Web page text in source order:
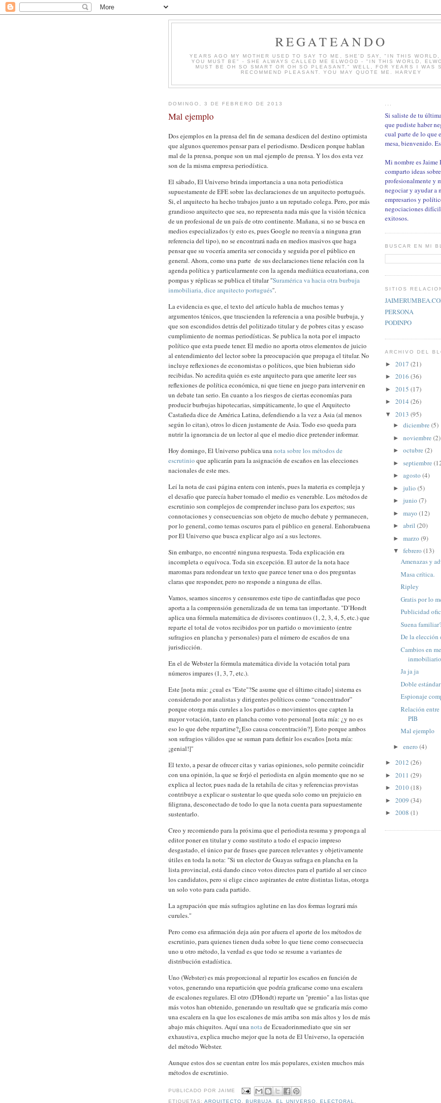
REGATEANDO
YEARS AGO MY MOTHER USED TO SAY TO ME, SHE'D SAY, "IN THIS WORLD,
YOU MUST BE" - SHE ALWAYS CALLED ME ELWOOD - "IN THIS WORLD,
MUST BE OH SO SMART OR OH SO PLEASANT." WELL, FOR YEARS I WAS
RECOMMEND PLEASANT. YOU MAY QUOTE ME. HARVEY
DOMINGO, 3 DE FEBRERO DE 2013
Mal ejemplo
Dos ejemplos en la prensa del fin de semana desdicen del destino optimista
que algunos queremos pensar para el periodismo. Desdicen porque hablan
mal de la prensa, porque son un mal ejemplo de prensa. Y los dos esta vez
son de la misma empresa periodística.
El sábado, El Universo brinda importancia a una nota periodística
supuestamente de EFE sobre las declaraciones de un arquitecto portugués.
Si, el arquitecto ha hecho trabajos junto a un reputado colega. Pero, por más
grandioso arquitecto que sea, no representa nada más que la visión técnica
de un profesional de un país de otro continente. Mañana, si no se busca en
medios especializados (y esto es, pues Google no reenvía a ninguna gran
referencia del tipo), no se encontrará nada en medios masivos que haga
pensar que su vocería amerita ser conocida y seguida por el público en
general. Ahora, como una parte de sus declaraciones tiene relación con la
agenda política y particularmente con la agenda mediática ecuatoriana, con
pompas y réplicas se publica el titular "Suramérica va hacia otra burbuja
inmobiliaria, dice arquitecto portugués".
La evidencia es que, el texto del artículo habla de muchos temas y
argumentos ténicos, que trascienden la referencia a una posible burbuja, y
que son escondidos detrás del politizado titular y de pobres citas y escaso
cumplimiento de normas periodísticas. Se publica la nota por el impacto
político que esta puede tener. El medio no aporta otros elementos de juicio
al entendimiento del lector sobre la preocupación que propaga el titular. No
incluye reflexiones de economistas o políticos, que bien hubieran sido
recibidas. No acredita quién es este arquitecto para que amerite leer sus
reflexiones de política económica, ni que tiene en juego para intervenir en
un debate tan serio. En cuanto a los riesgos de ciertas economías para
producir burbujas hipotecarias, simpáticamente, lo que el Arquitecto
Castañeda dice de América Latina, defendiendo a la vez a Asia (al menos
según lo citan), otros lo dicen justamente de Asia. Todo eso queda para
nutrir la ignorancia de un lector al que el medio dice pretender informar.
Hoy domingo, El Universo publica unanota sobre los métodos de
escrutinio que aplicarán para la asignación de escaños en las elecciones
nacionales de este mes.
Leí la nota de casi página entera con interés, pues la materia es compleja y
el desafío que parecía haber tomado el medio es venerable. Los métodos de
escrutinio son complejos de comprender incluso para los expertos; sus
connotaciones y consecuencias son objeto de mucho debate y permanecen,
por lo general, como temas oscuros para el público en general. Enhorabuena
por El Universo que busca explicar algo así a sus lectores.
Sin embargo, no encontré ninguna respuesta. Toda explicación era
incompleta o equívoca. Toda sin excepción. El autor de la nota hace
maromas para redondear un texto que parece tener una o dos preguntas
claras que responder, pero no responde a ninguna de ellas.
Vamos, seamos sinceros y censuremos este tipo de cantinfladas que poco
aporta a la comprensión generalizada de un tema tan importante. "D’Hondt
aplica una fórmula matemática de divisores continuos (1, 2, 3, 4, 5, etc.) que
reparte el total de votos recibidos por un partido o movimiento (entre
sufragios en plancha y personales) para el número de escaños de una
jurisdicción.
En el de Webster la fórmula matemática divide la votación total para
números impares (1, 3, 7, etc.).
Este [nota mía: ¿cual es "Este"?Se asume que el último citado] sistema es
considerado por analistas y dirigentes políticos como “concentrador”
porque otorga más curules a los partidos o movimientos que capten la
mayor votación, tanto en plancha como voto personal [nota mía: ¿y no es
eso lo que debe repartirse?¿Eso causa concentración?]. Esto porque ambos
son sufragios válidos que se suman para definir los escaños [nota mía:
¡genial!]"
El texto, a pesar de ofrecer citas y varias opiniones, solo permite coincidir
con una opinión, la que se forjó el periodista en algún momento que no se
explica al lector, pues nada de la retahíla de citas y referencias provistas
contribuye a explicar o sustentar lo que queda solo como un prejuicio en
filigrana, desconectado de todo lo que la nota cuenta para supuestamente
sustentarlo.
Creo y recomiendo para la próxima que el periodista resuma y proponga al
editor poner en titular y como sustituto a todo el espacio impreso
desgastado, el único par de frases que parecen relevantes y objetivamente
útiles en toda la nota: "Si un elector de Guayas sufraga en plancha en la
lista provincial, está dando cinco votos directos para el partido al ser cinco
los candidatos, pero si elige cinco aspirantes de entre distintas listas, otorga
un solo voto para cada partido.
La agrupación que más sufragios aglutine en las dos formas logrará más
curules."
Pero como esa afirmación deja aún por afuera el aporte de los métodos de
escrutinio, para quienes tienen duda sobre lo que tiene como consecuecia
uno u otro método, la verdad es que todo se resume a variantes de
distribución estadística.
Uno (Webster) es más proporcional al repartir los escaños en función de
votos, generando una repartición que podría graficarse como una escalera
de escalones regulares. El otro (D'Hondt) reparte un "premio" a las listas que
más votos han obtenido, generando un resultafo que se graficaría más como
una escalera en la que los escalones de más arriba son más altos y los de más
abajo más chiquitos. Aquí unanotade Ecuadorinmediato que sin ser
exhaustiva, explica mucho mejor que la nota de El Universo, la operación
del método Webster.
Aunque estos dos se cuentan entre los más populares, existen muchos más
métodos de escrutinio.
PUBLICADO PORJAIME
ETIQUETAS:ARQUITECTO,BURBUJA,EL UNIVERSO, ELECTORAL,
Si saliste de tu
que pudiste haber
cual parte de lo que
mesa, bienvenido.
Mi nombre es Jaime
comparto ideas
profesionalmente y
negociar y ayudar a
empresarios y
negociaciones
exitosos.
BUSCAR EN MI
SITIOS
PERSONA
PODINPO
ARCHIVO DEL
► 2017 (21)
► 2016 (36)
► 2015 (17)
► 2014 (26)
▼ 2013 (95)
► diciembre (5)
► noviembre (2)
► octubre (2)
► septiembre
► agosto (4)
► julio (5)
► junio (7)
► mayo (12)
► abril (20)
► marzo (9)
▼ febrero (13)
Amenazas y
Masa crítica.
Ripley
Gratis por lo
Publicidad
Suena
De la elección
Cambios en
Ja ja ja
Doble estándar
Espionaje
Relación
PIB
Mal ejemplo
► enero (4)
► 2012 (26)
► 2011 (29)
► 2010(18)
► 2009 (34)
► 2008 (1)